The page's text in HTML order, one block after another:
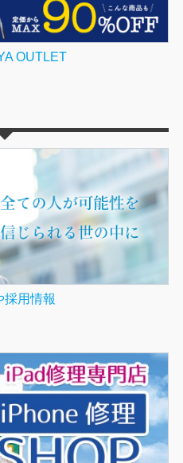
OUTLET
採用情報